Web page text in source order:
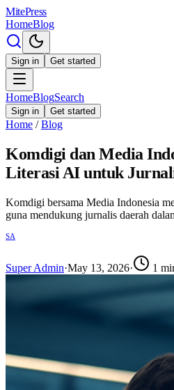
MitePress
HomeBlog
Sign in Get started
HomeBlogSearch
Sign in Get started
Home / Blog
Komdigi dan Media
Literasi AI untuk
Komdigi bersama Media Indonesia
guna mendukung jurnalis daerah
SA
Super Admin·May 13, 2026· 1